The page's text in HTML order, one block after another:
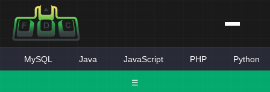
☰
MySQL Java JavaScript PHP Python